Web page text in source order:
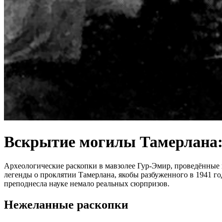
Вскрытие могилы
Археологические раскопки в мавзолее Гур-Эмир,
легенды о проклятии Тамерлана, якобы разбуженного в 1941
преподнесла науке немало реальных сюрпризов.
Нежеланные раскопки